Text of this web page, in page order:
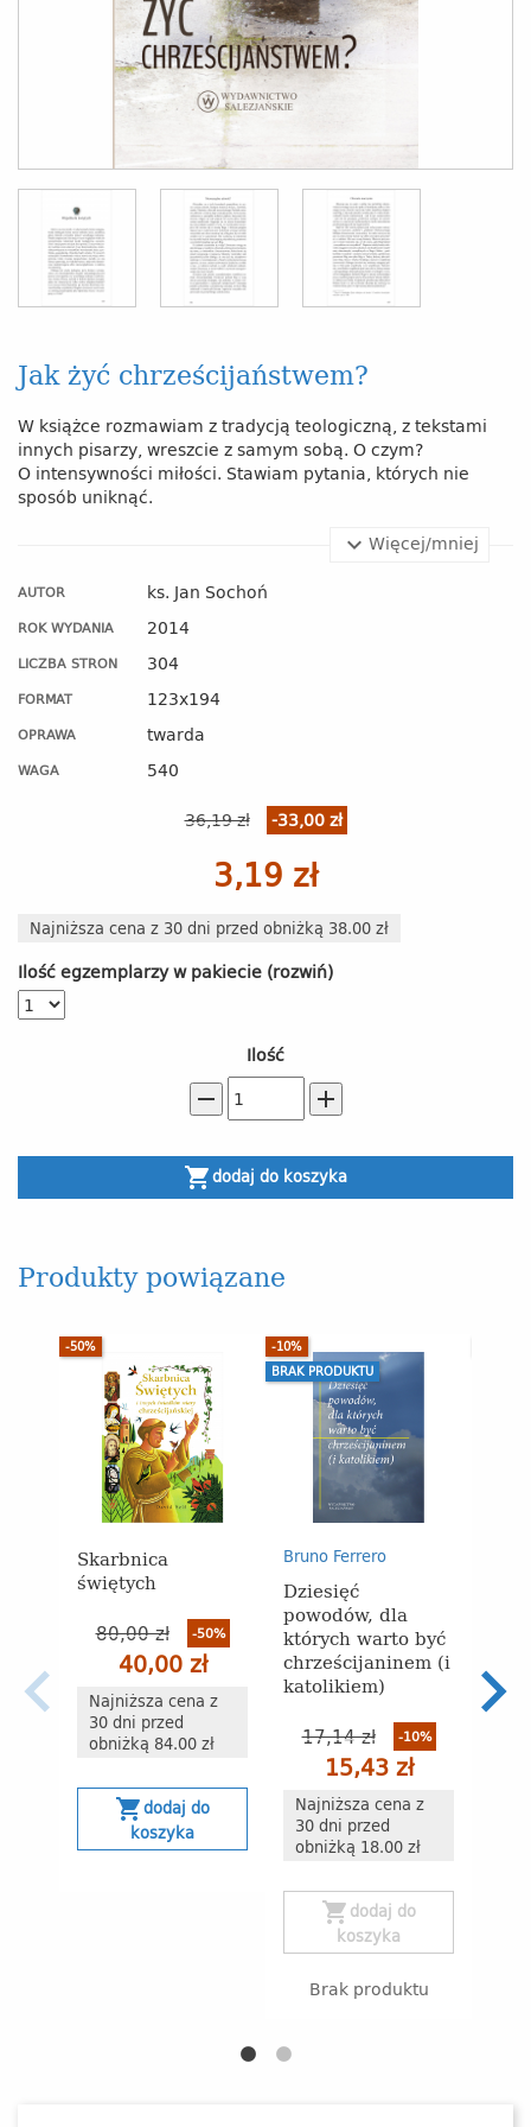
Jak żyć chrześcijaństwem?
W książce rozmawiam z tradycją teologiczną, z tekstami
innych pisarzy, wreszcie z samym sobą. O czym?
O intensywności miłości. Stawiam pytania, których nie
sposób uniknąć.
Więcej/mniej
AUTOR ks. Jan Sochoń
ROK WYDANIA 2014
LICZBA STRON 304
FORMAT 123x194
OPRAWA twarda
WAGA
540
36,19 zł
-33,00 zł
3,19 zł
Najniższa cena z 30 dni przed obniżką 38.00 zł
Ilość egzemplarzy w pakiecie (rozwiń)
Ilość
remove add
shopping_cartdodaj do koszyka
Produkty powiązane
Skarbnica
świętych
80,00 zł -50%
40,00 zł
Najniższa cena z
30 dni przed
obniżką 84.00 zł
-50%
shopping_cartdodaj do
koszyka
Bruno Ferrero
Dziesięć
powodów, dla
których warto być
chrześcijaninem (i
katolikiem)
17,14 zł -10%
15,43 zł
Najniższa cena z
30 dni przed
obniżką 18.00 zł
-10%
BRAK PRODUKTU
shopping_cart dodaj do
koszyka
Brak produktu